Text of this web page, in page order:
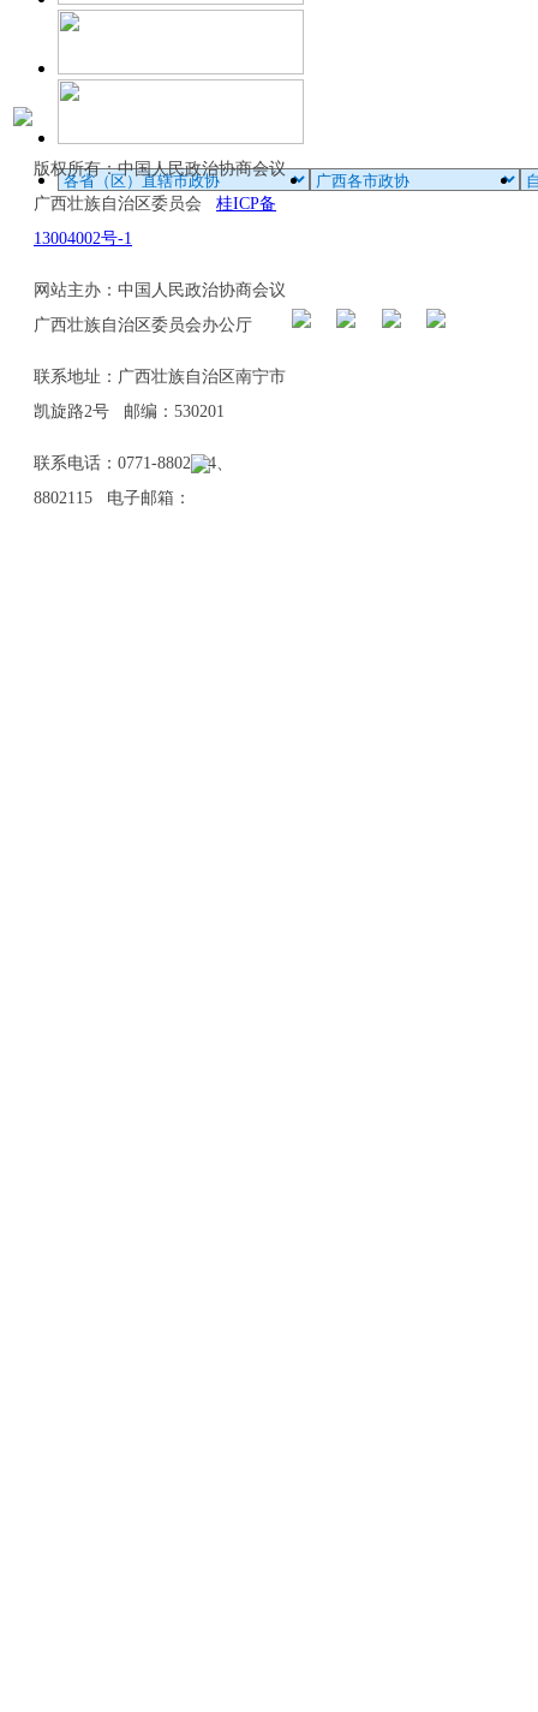
版权所有：中国人民政治协商会议
广西壮族自治区委员会 桂ICP备
13004002号-1
网站主办：中国人民政治协商会议
广西壮族自治区委员会办公厅
联系地址：广西壮族自治区南宁市
凯旋路2号 邮编：530201
联系电话：0771-8802114、
8802115 电子邮箱：